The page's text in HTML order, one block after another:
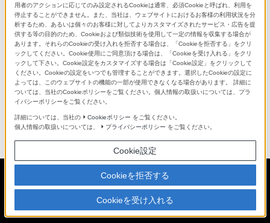
※SRS-XB43、SRS-XB33、SRS-XB23は両キャンペ
ーンの対象商品です。キャンペーンごとに応募手続
きが必要です
日本
用者のアクションに応じてのみ設定されるCookieは通常、必須Cookieと呼ばれ、利用を
停止することができません。また、当社は、ウェブサイトにおけるお客様の利用状況を分
析するため、あるいは個々のお客様に対してよりカスタマイズされたサービス・広告を提
供する等の目的のため、Cookieおよび類似技術を使用して一定の情報を収集する場合が
あります。それらのCookieの受け入れを拒否する場合は、「Cookieを拒否する」をクリ
ックしてください。Cookie使用にご同意頂ける場合は、「Cookieを受け入れる」をクリ
ックして下さい。Cookie設定をカスタマイズする場合は「Cookie設定」をクリックして
ください。Cookieの設定をいつでも管理することができます。選択したCookieの設定に
よっては、このウェブサイトの機能の一部が使用できなくなる場合があります。 詳細に
ついては、当社のCookieポリシーをご覧ください。個人情報の取扱いについては、プラ
イバシーポリシーをご覧ください。
詳細については、当社の Cookieポリシー をご覧ください。
個人情報の取扱いについては、
プライバシーポリシー をご覧ください。
Cookie設定
Cookieを拒否する
Cookieを受け入れる